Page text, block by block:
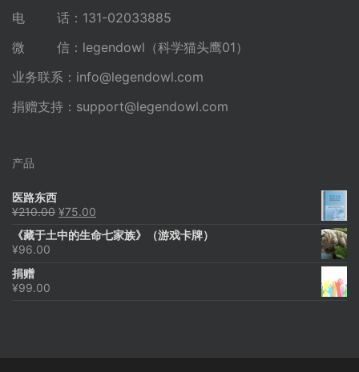
电 话：131-02033885
微 信：legendowl（科学猫头鹰01）
业务联系： info@legendowl.com
捐赠支持： support@legendowl.com
产品
医路东西
¥210.00 原
为：
¥75.00
价
《藏于土中的生命七家族》（游戏卡牌）
¥96.00
捐赠
¥99.00